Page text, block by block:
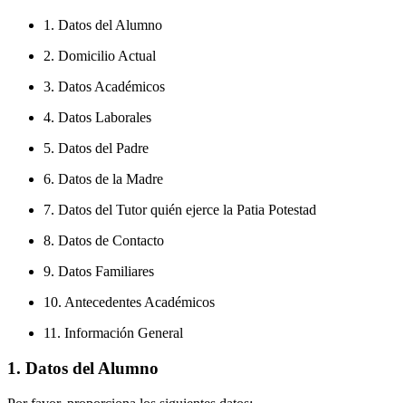
1. Datos del Alumno
2. Domicilio Actual
3. Datos Académicos
4. Datos Laborales
5. Datos del Padre
6. Datos de la Madre
7. Datos del Tutor quién ejerce la Patia Potestad
8. Datos de Contacto
9. Datos Familiares
10. Antecedentes Académicos
11. Información General
1. Datos del Alumno